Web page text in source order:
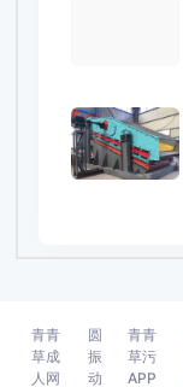
青青
草成
人网
圆
振
动
青青
草污
APP